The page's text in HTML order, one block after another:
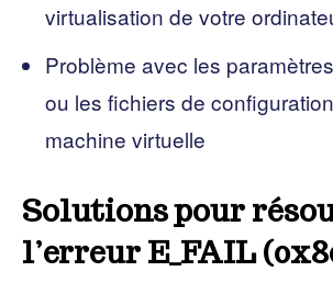
virtualisation de votre
Problème avec les
ou les fichiers de
machine virtuelle
Solutions pour
l’erreur E_FAIL